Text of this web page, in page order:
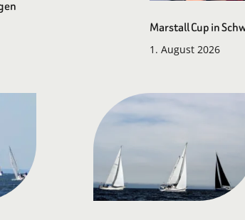
Marstall Cup in
1. August 2026